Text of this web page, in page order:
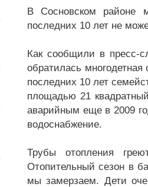
В Сосновском районе
последних 10 лет не
Как сообщили в пресс-
обратилась
последних 10 лет
площадью 21
аварийным еще в 2009
водоснабжение.
Трубы отопления
Отопительный сезон в
мы замерзаем. Дети